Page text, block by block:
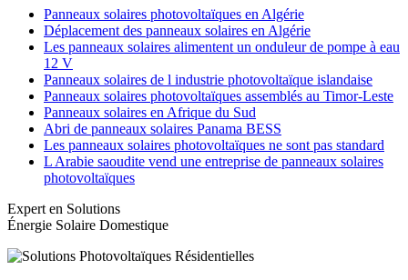
Panneaux solaires photovoltaïques en Algérie
Déplacement des panneaux solaires en Algérie
Les panneaux solaires alimentent un onduleur de pompe à eau
12 V
Panneaux solaires de l industrie photovoltaïque islandaise
Panneaux solaires photovoltaïques assemblés au Timor-Leste
Panneaux solaires en Afrique du Sud
Abri de panneaux solaires Panama BESS
Les panneaux solaires photovoltaïques ne sont pas standard
L Arabie saoudite vend une entreprise de panneaux solaires
photovoltaïques
Expert en Solutions
Énergie Solaire Domestique